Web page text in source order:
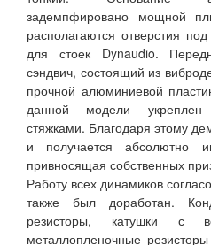
задемпфировано мощной
располагаются отверстия
для стоек Dynaudio.
сэндвич, состоящий из
прочной алюминиевой
данной модели укреплен
стяжками. Благодаря этому
и получается абсолютно
привносящая собственных
Работу всех динамиков
также был доработан.
резисторы, катушки с
металлопленочные